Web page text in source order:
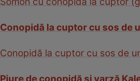
Conopidă la cuptor cu sos de
Conopidă la cuptor cu sos de